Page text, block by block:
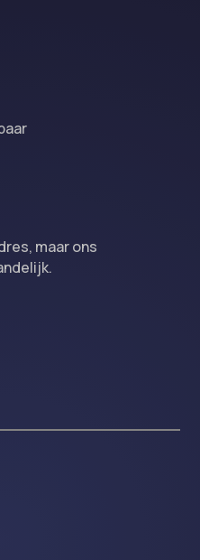
maar ons